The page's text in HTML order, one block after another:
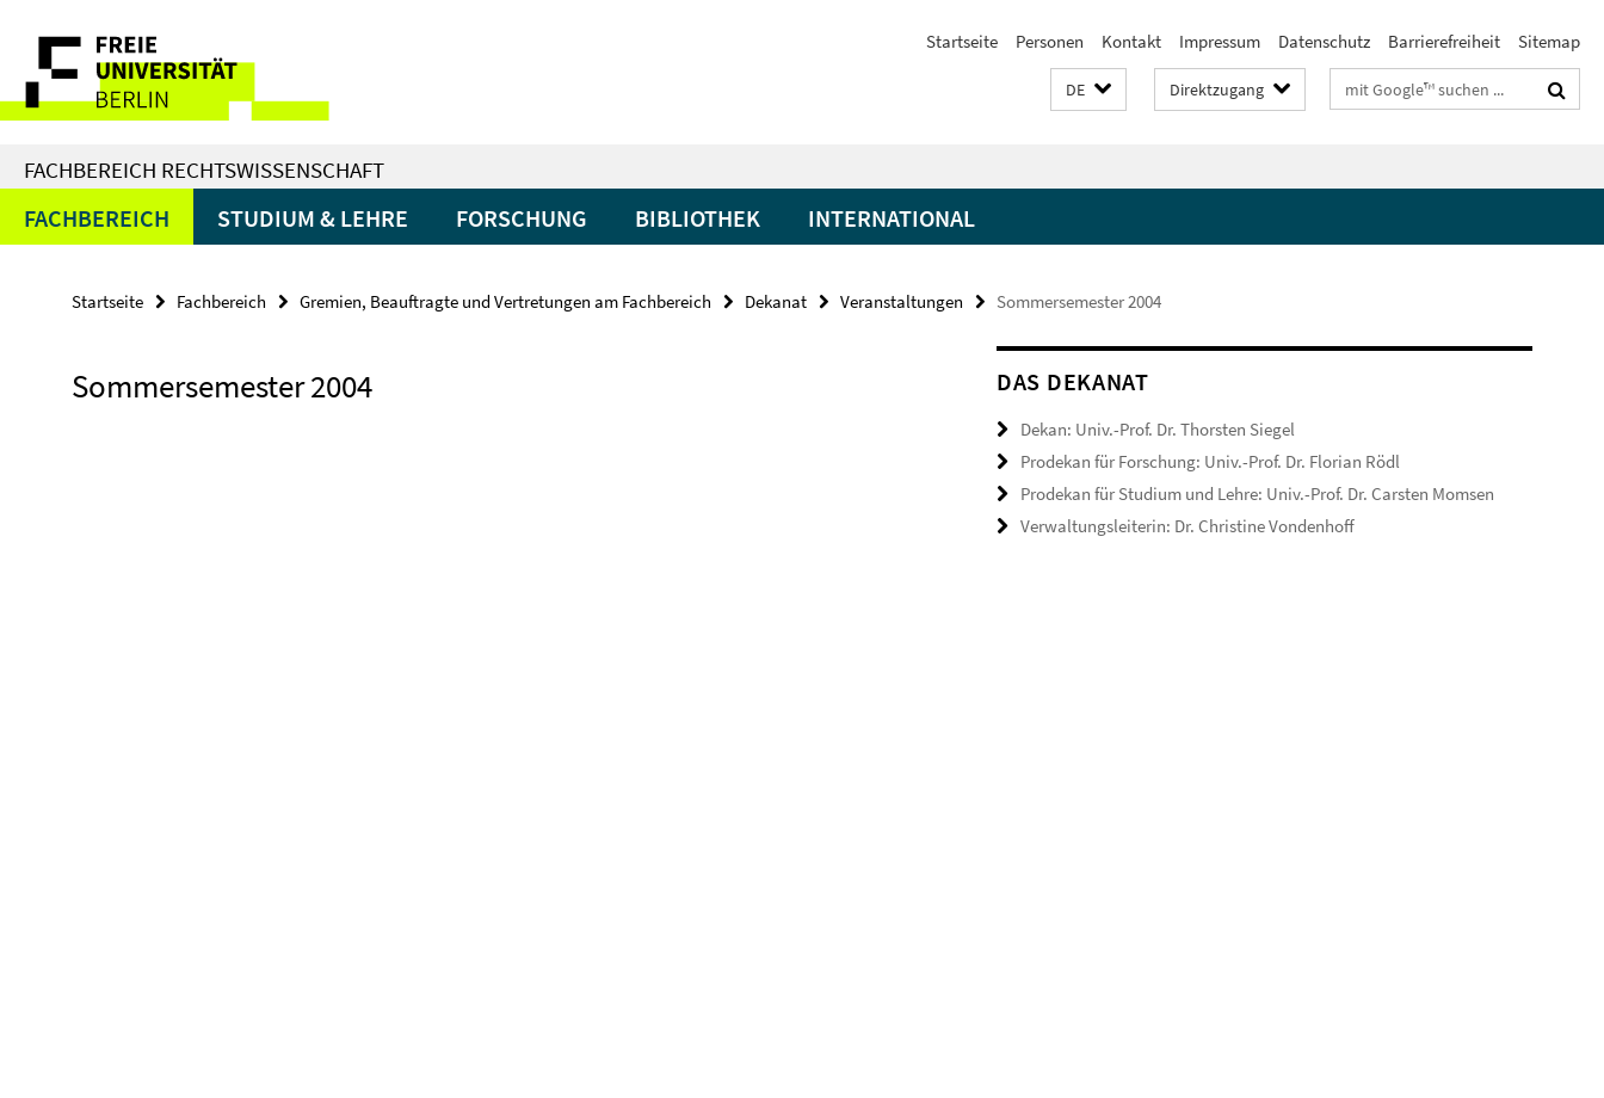
direkt
Inhalt
Service-
Navigation
Startseite Personen Kontakt Impressum Datenschutz Barrierefreiheit Sitemap
DE Direktzugang Suchbegriffe
FACHBEREICH RECHTSWISSENSCHAFT
FACHBEREICH STUDIUM & LEHRE FORSCHUNG BIBLIOTHEK INTERNATIONAL
Startseite Fachbereich Gremien, Beauftragte und Vertretungen am Fachbereich Dekanat Veranstaltungen Sommersemester 2004
Sommersemester 2004 DAS DEKANAT
Dekan: Univ.-Prof. Dr. Thorsten Siegel
Prodekan für Forschung: Univ.-Prof. Dr. Florian Rödl
Prodekan für Studium und Lehre: Univ.-Prof. Dr. Carsten Momsen
Verwaltungsleiterin: Dr. Christine Vondenhoff